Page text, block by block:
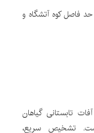
فاصل کوه آتشگاه و
تابستانی گیاهان
تشخیص سریع،